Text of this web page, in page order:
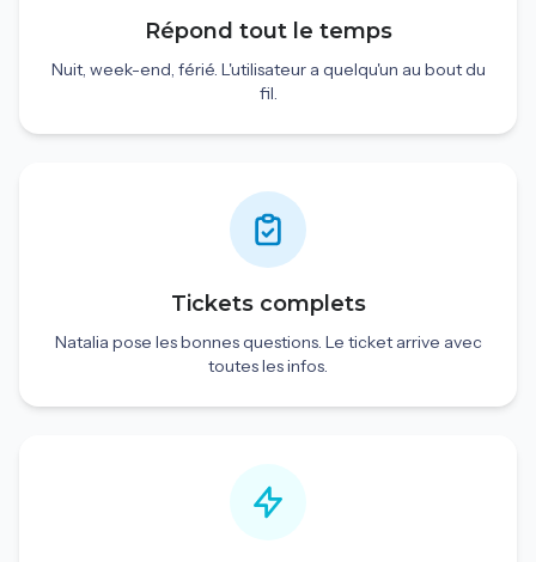
Répond tout le temps
Nuit, week-end, férié. L'utilisateur a quelqu'un au bout du
fil.
Tickets complets
Natalia pose les bonnes questions. Le ticket arrive avec
toutes les infos.